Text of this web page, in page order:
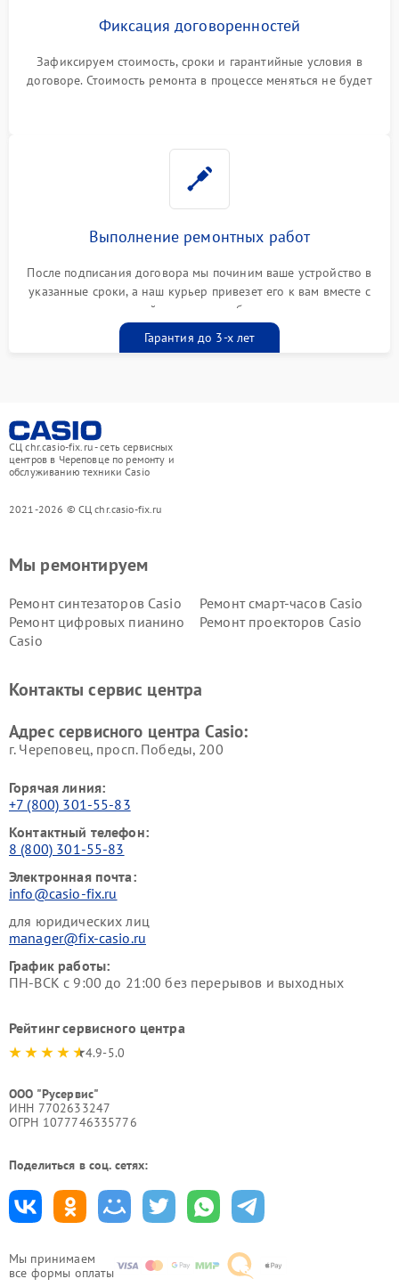
Фиксация договоренностей
Зафиксируем стоимость, сроки и гарантийные условия в
договоре. Стоимость ремонта в процессе меняться не будет
Выполнение ремонтных работ
После подписания договора мы починим ваше устройство в
указанные сроки, а наш курьер привезет его к вам вместе с
гарантийным талоном бесплатно
Гарантия до 3-х лет
СЦ chr.casio-fix.ru - сеть сервисных
центров в Череповце по ремонту и
обслуживанию техники Casio
2021-2026 © СЦ chr.casio-fix.ru
Мы принимаем
все формы оплаты
Мы ремонтируем
Ремонт синтезаторов Casio
Ремонт смарт-часов Casio
Ремонт цифровых пианино
Casio
Ремонт проекторов Casio
Контакты сервис центра
Адрес сервисного центра Casio:
г. Череповец, просп. Победы, 200
Горячая линия:
+7 (800) 301-55-83
Контактный телефон:
8 (800) 301-55-83
Электронная почта:
info@casio-fix.ru
для юридических лиц
manager@fix-casio.ru
График работы:
ПН-ВСК с 9:00 до 21:00 без перерывов и выходных
Рейтинг сервисного центра
4.9-5.0
ООО "Русервис"
ИНН 7702633247
ОГРН 1077746335776
Поделиться в соц. сетях: